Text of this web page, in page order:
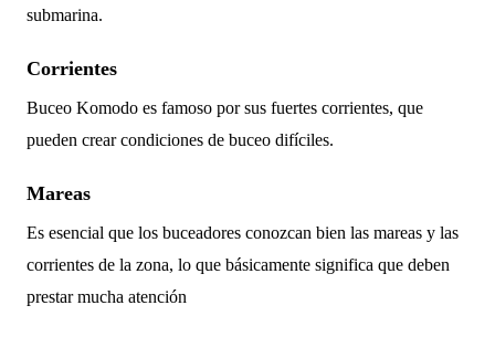
submarina.
Corrientes
Buceo Komodo es famoso por sus fuertes corrientes, que
pueden crear condiciones de buceo difíciles.
Mareas
Es esencial que los buceadores conozcan bien las mareas y las
corrientes de la zona, lo que básicamente significa que deben
prestar mucha atención